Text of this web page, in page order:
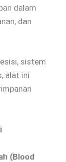
dalam
dan
sistem
alat ini
(Blood